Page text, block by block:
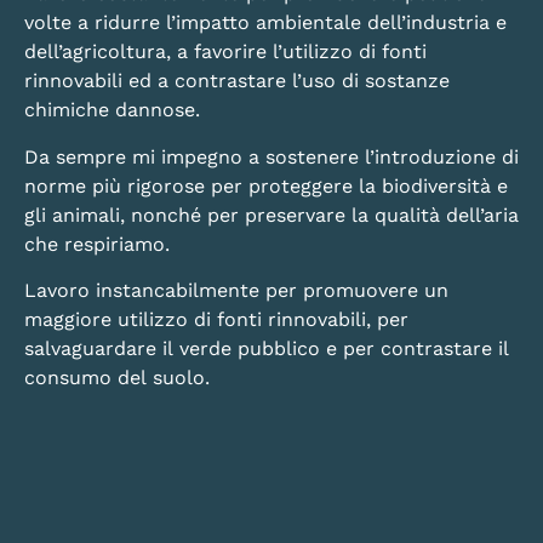
volte a ridurre l’impatto ambientale dell’industria e
dell’agricoltura, a favorire l’utilizzo di fonti
rinnovabili ed a contrastare l’uso di sostanze
chimiche dannose.
Da sempre mi impegno a sostenere l’introduzione di
norme più rigorose per proteggere la biodiversità e
gli animali, nonché per preservare la qualità dell’aria
che respiriamo.
Lavoro instancabilmente per promuovere un
maggiore utilizzo di fonti rinnovabili, per
salvaguardare il verde pubblico e per contrastare il
consumo del suolo.